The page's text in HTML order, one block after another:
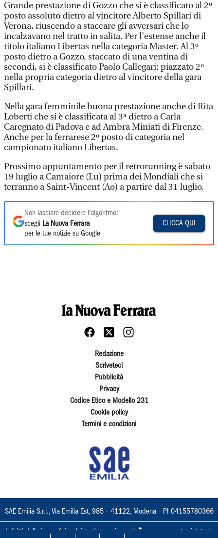
Grande prestazione di Gozzo che si è classificato al 2º
posto assoluto dietro al vincitore Alberto Spillari di
Verona, riuscendo a staccare gli avversari che lo
incalzavano nel tratto in salita. Per l’estense anche il
titolo italiano Libertas nella categoria Master. Al 3º
posto dietro a Gozzo, staccato di una ventina di
secondi, si è classificato Paolo Callegari; piazzato 2º
nella propria categoria dietro al vincitore della gara
Spillari.
Nella gara femminile buona prestazione anche di Rita
Loberti che si è classificata al 3ª dietro a Carla
Caregnato di Padova e ad Ambra Miniati di Firenze.
Anche per la ferrarese 2º posto di categoria nel
campionato italiano Libertas.
Prossimo appuntamento per il retrorunning è sabato
19 luglio a Camaiore (Lu) prima dei Mondiali che si
terranno a Saint-Vincent (Ao) a partire dal 31 luglio.
Non lasciare decidere l'algoritmo:
scegli La Nuova Ferrara
per le tue notizie su Google
CLICCA QUI
Redazione
Scriveteci
Pubblicità
Privacy
Codice Etico e Modello 231
Cookie policy
Termini e condizioni
SAE Emilia S.r.l., Via Emilia Est, 985 – 41122, Modena – PI 04155780366
I diritti delle immagini e dei testi sono riservati. È espressamente vietata la